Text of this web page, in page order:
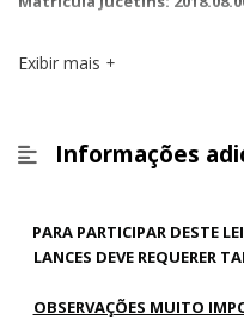
Exibir mais
Informações
PARA PARTICIPAR DESTE
LANCES DEVE REQUERER
OBSERVAÇÕES MUITO